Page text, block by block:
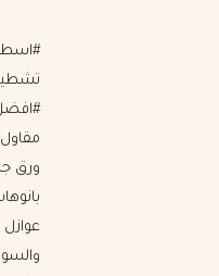
تشطيب
والسواتر